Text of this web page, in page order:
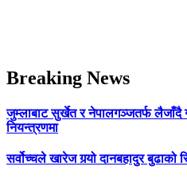
Breaking News
जुम्लाबाट सुर्खेत र नेपालगञ्जतर्फ लैजाँदै
नियन्त्रणमा
सर्वोच्चले खारेज गर्‍यो दानबहादुर बुढाको